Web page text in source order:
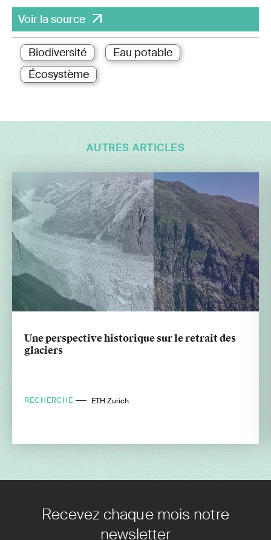
Voir la source
Biodiversité
Eau potable
Écosystème
AUTRES ARTICLES
Une perspective historique sur le retrait des
glaciers
RECHERCHE ETH Zurich
Recevez chaque mois notre
newsletter